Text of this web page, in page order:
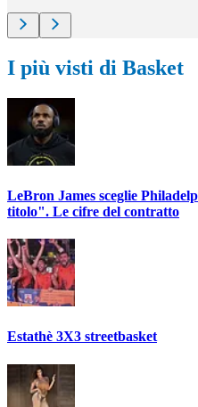
I più visti di Basket
LeBron James sceglie
titolo". Le cifre del contratto
Estathè 3X3 streetbasket